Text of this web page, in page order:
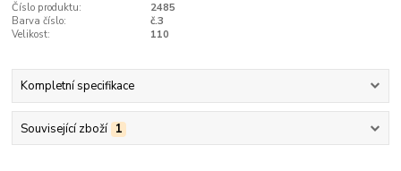
Číslo produktu:
2485
Barva číslo:
č.3
Velikost:
110
Kompletní specifikace
Související zboží 1